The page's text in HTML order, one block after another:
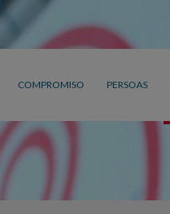
COMPROMISO PERSOAS